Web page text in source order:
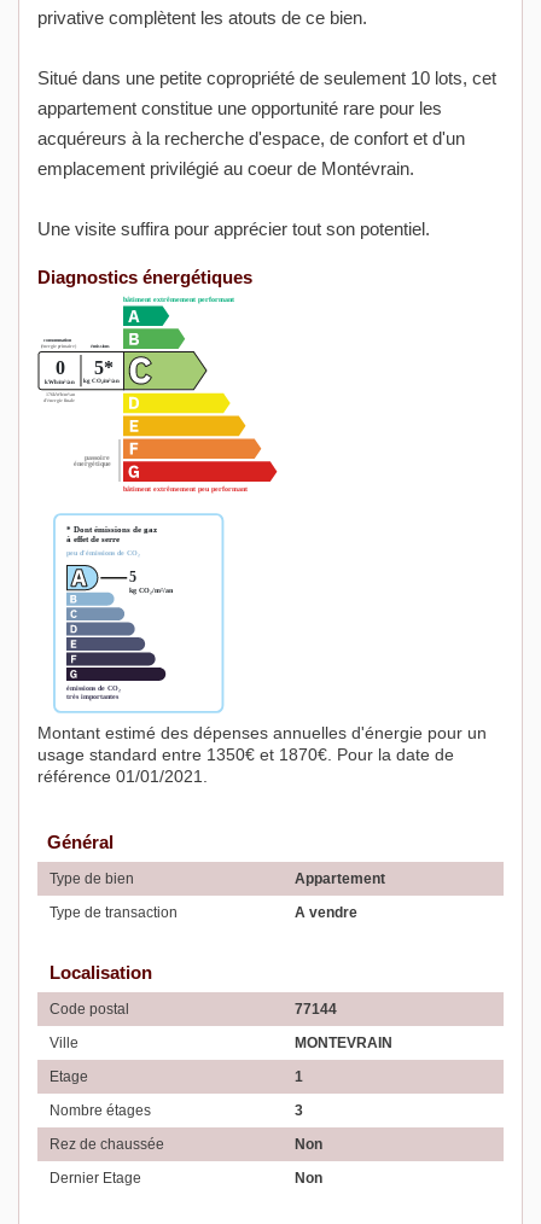
privative complètent les atouts de ce bien.
Situé dans une petite copropriété de seulement 10 lots, cet
appartement constitue une opportunité rare pour les
acquéreurs à la recherche d'espace, de confort et d'un
emplacement privilégié au coeur de Montévrain.
Une visite suffira pour apprécier tout son potentiel.
Diagnostics énergétiques
Montant estimé des dépenses annuelles d'énergie pour un
usage standard entre 1350€ et 1870€. Pour la date de
référence 01/01/2021.
Général
Type de bien
Appartement
Type de transaction
A vendre
Localisation
Code postal
77144
Ville
MONTEVRAIN
Etage
1
Nombre étages
3
Rez de chaussée
Non
Dernier Etage
Non